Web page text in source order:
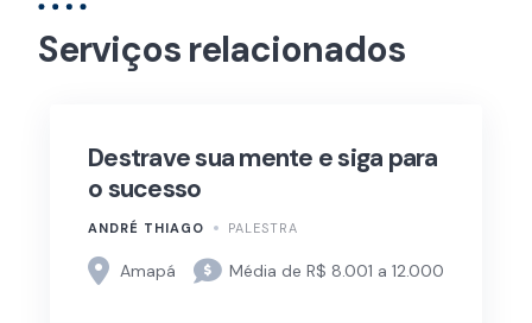
Serviços relacionados
Destrave sua mente e siga para
o sucesso
ANDRÉ THIAGO PALESTRA
Amapá Média de R$ 8.001 a 12.000